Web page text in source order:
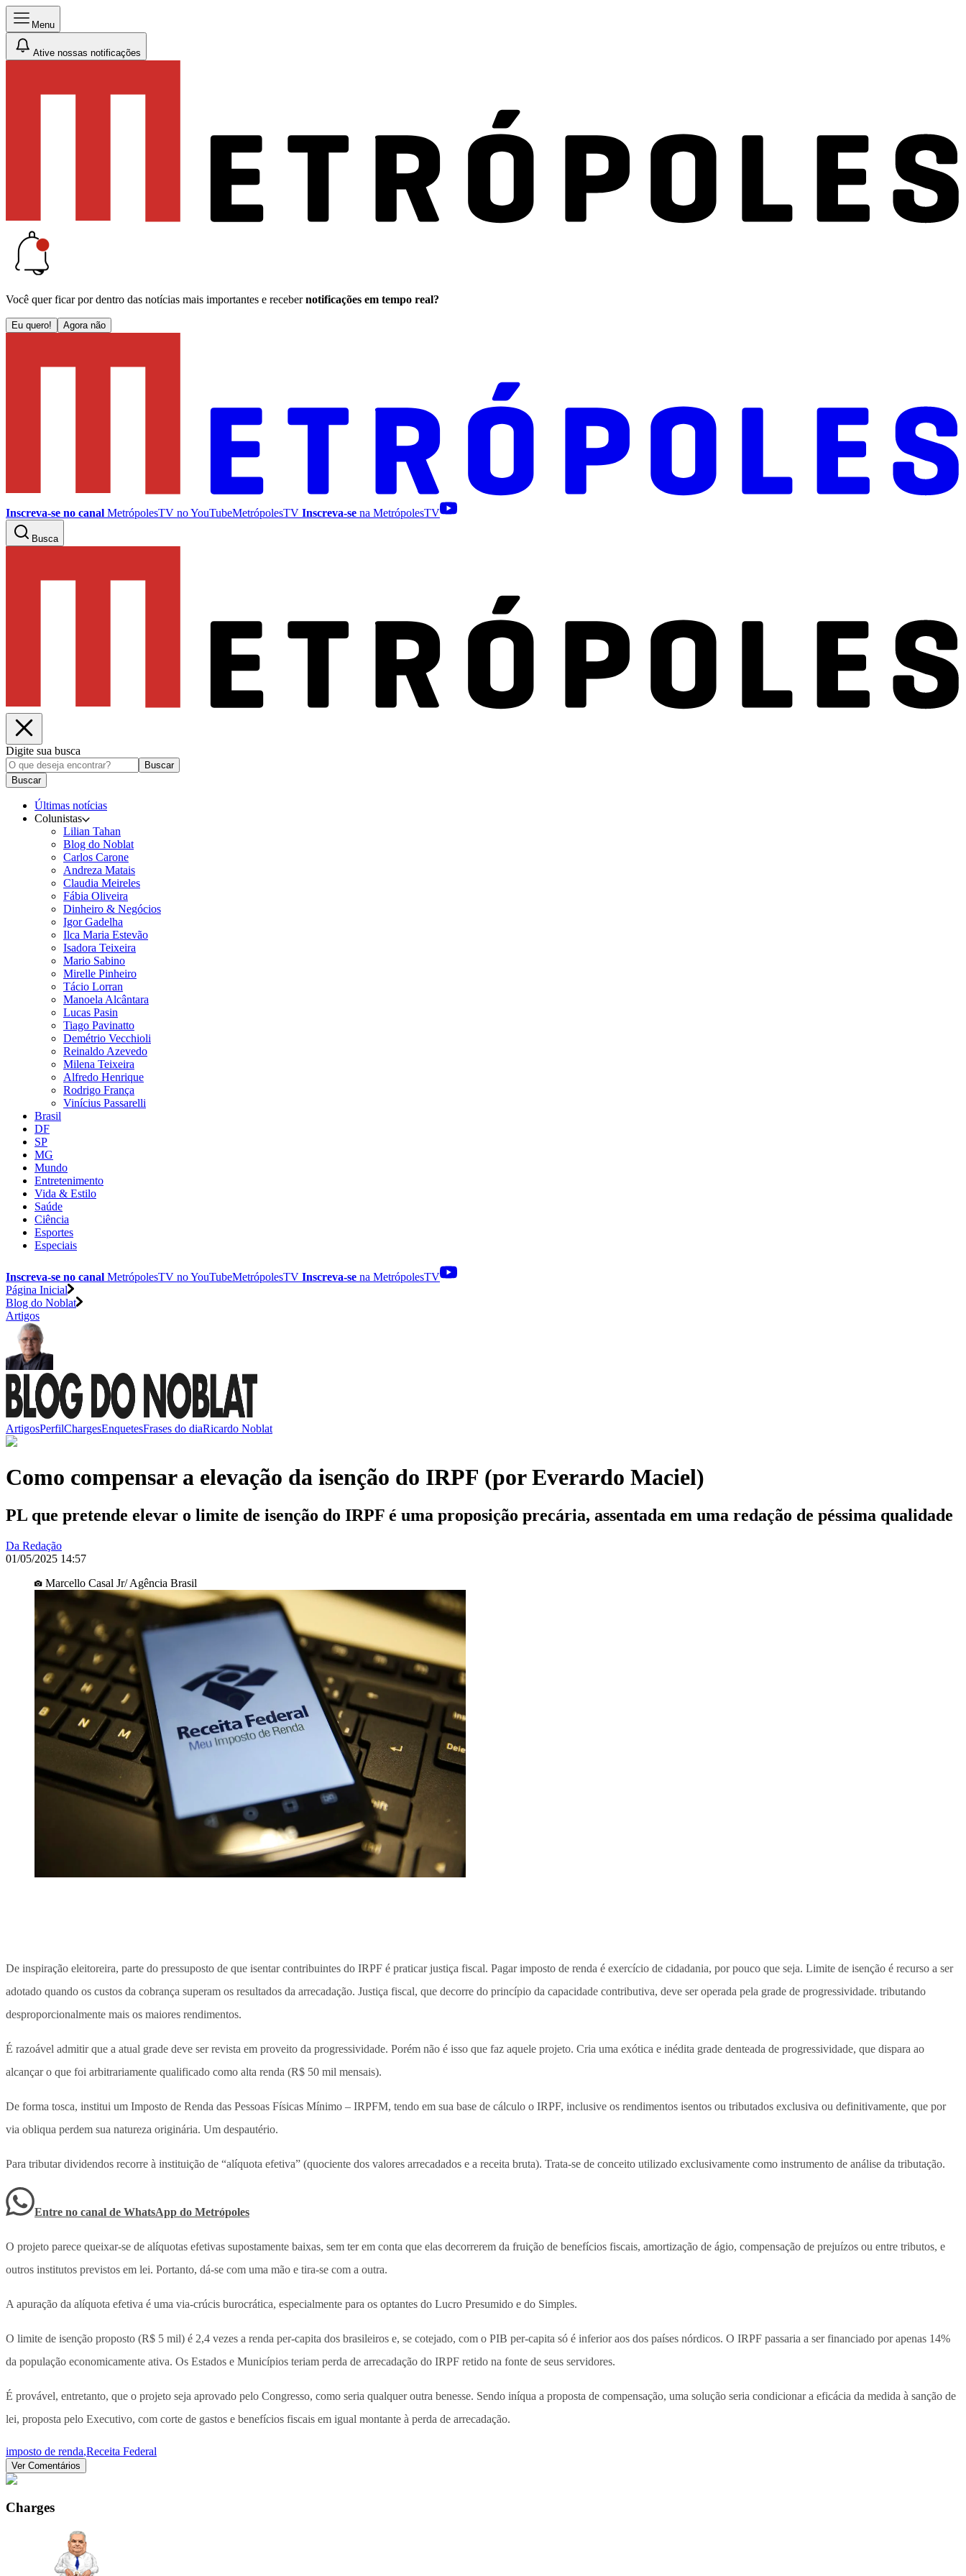
Menu
Ative nossas notificações
Você quer ficar por dentro das notícias mais importantes e receber notificações em tempo real?
Eu quero! Agora não
Inscreva-se no canal MetrópolesTV noYouTubeMetrópolesTV Inscreva-se na MetrópolesTV
Busca
Digite sua busca
Buscar
Buscar
Últimas notícias
Colunistas
Lilian Tahan
Blog do Noblat
Carlos Carone
Andreza Matais
Claudia Meireles
Fábia Oliveira
Dinheiro & Negócios
Igor Gadelha
Ilca Maria Estevão
Isadora Teixeira
Mario Sabino
Mirelle Pinheiro
Tácio Lorran
Manoela Alcântara
Lucas Pasin
Tiago Pavinatto
Demétrio Vecchioli
Reinaldo Azevedo
Milena Teixeira
Alfredo Henrique
Rodrigo França
Vinícius Passarelli
Brasil
DF
SP
MG
Mundo
Entretenimento
Vida & Estilo
Saúde
Ciência
Esportes
Especiais
Inscreva-se no canal MetrópolesTV noYouTubeMetrópolesTV Inscreva-se na MetrópolesTV
Página Inicial
Blog do Noblat
Artigos
ArtigosPerfilChargesEnquetesFrases do diaRicardo Noblat
Como compensar a elevação da isenção do IRPF (por Everardo Maciel)
PL que pretende elevar o limite de isenção do IRPF é uma proposição precária, assentada em uma redação de péssima qualidade
Da Redação
01/05/2025 14:57
Marcello Casal Jr/ Agência Brasil
De inspiração eleitoreira, parte do pressuposto de que isentar contribuintes do IRPF é praticar justiça fiscal. Pagar imposto de renda é exercício de cidadania, por pouco que seja. Limite de isenção é recurso a ser
adotado quando os custos da cobrança superam os resultados da arrecadação. Justiça fiscal, que decorre do princípio da capacidade contributiva, deve ser operada pela grade de progressividade. tributando
desproporcionalmente mais os maiores rendimentos.
É razoável admitir que a atual grade deve ser revista em proveito da progressividade. Porém não é isso que faz aquele projeto. Cria uma exótica e inédita grade denteada de progressividade, que dispara ao
alcançar o que foi arbitrariamente qualificado como alta renda (R$ 50 mil mensais).
De forma tosca, institui um Imposto de Renda das Pessoas Físicas Mínimo – IRPFM, tendo em sua base de cálculo o IRPF, inclusive os rendimentos isentos ou tributados exclusiva ou definitivamente, que por
via obliqua perdem sua natureza originária. Um despautério.
Para tributar dividendos recorre à instituição de “alíquota efetiva” (quociente dos valores arrecadados e a receita bruta). Trata-se de conceito utilizado exclusivamente como instrumento de análise da tributação.
Entre no canal de WhatsApp do Metrópoles
O projeto parece queixar-se de alíquotas efetivas supostamente baixas, sem ter em conta que elas decorrerem da fruição de benefícios fiscais, amortização de ágio, compensação de prejuízos ou entre tributos, e
outros institutos previstos em lei. Portanto, dá-se com uma mão e tira-se com a outra.
A apuração da alíquota efetiva é uma via-crúcis burocrática, especialmente para os optantes do Lucro Presumido e do Simples.
O limite de isenção proposto (R$ 5 mil) é 2,4 vezes a renda per-capita dos brasileiros e, se cotejado, com o PIB per-capita só é inferior aos dos países nórdicos. O IRPF passaria a ser financiado por apenas 14%
da população economicamente ativa. Os Estados e Municípios teriam perda de arrecadação do IRPF retido na fonte de seus servidores.
É provável, entretanto, que o projeto seja aprovado pelo Congresso, como seria qualquer outra benesse. Sendo iníqua a proposta de compensação, uma solução seria condicionar a eficácia da medida à sanção de
lei, proposta pelo Executivo, com corte de gastos e benefícios fiscais em igual montante à perda de arrecadação.
imposto de renda,Receita Federal
Ver Comentários
Charges